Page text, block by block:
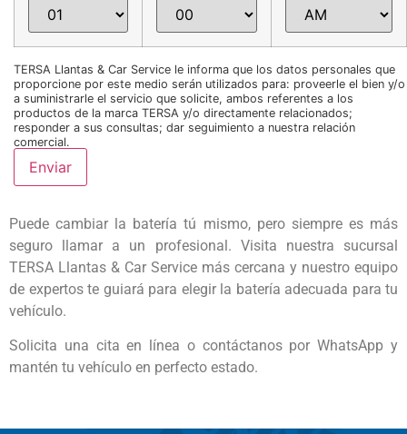
TERSA Llantas & Car Service le informa que los datos personales que
proporcione por este medio serán utilizados para: proveerle el bien y/o
a suministrarle el servicio que solicite, ambos referentes a los
productos de la marca TERSA y/o directamente relacionados;
responder a sus consultas; dar seguimiento a nuestra relación
comercial.
Puede cambiar la batería tú mismo, pero siempre es más
seguro llamar a un profesional. Visita nuestra sucursal
TERSA Llantas & Car Service más cercana y nuestro equipo
de expertos te guiará para elegir la batería adecuada para tu
vehículo.
Solicita una cita en línea o contáctanos por WhatsApp y
mantén tu vehículo en perfecto estado.